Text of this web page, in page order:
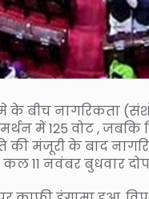
बीच नागरिकता
में 125 वोट , जबकि
की मंजूरी के बाद
11 नवंबर बुधवार